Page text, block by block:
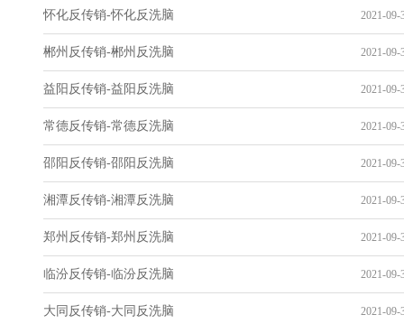
怀化反传销-怀化反洗脑 2021-09-
郴州反传销-郴州反洗脑 2021-09-
益阳反传销-益阳反洗脑 2021-09-
常德反传销-常德反洗脑 2021-09-
邵阳反传销-邵阳反洗脑 2021-09-
湘潭反传销-湘潭反洗脑 2021-09-
郑州反传销-郑州反洗脑 2021-09-
临汾反传销-临汾反洗脑 2021-09-
大同反传销-大同反洗脑 2021-09-